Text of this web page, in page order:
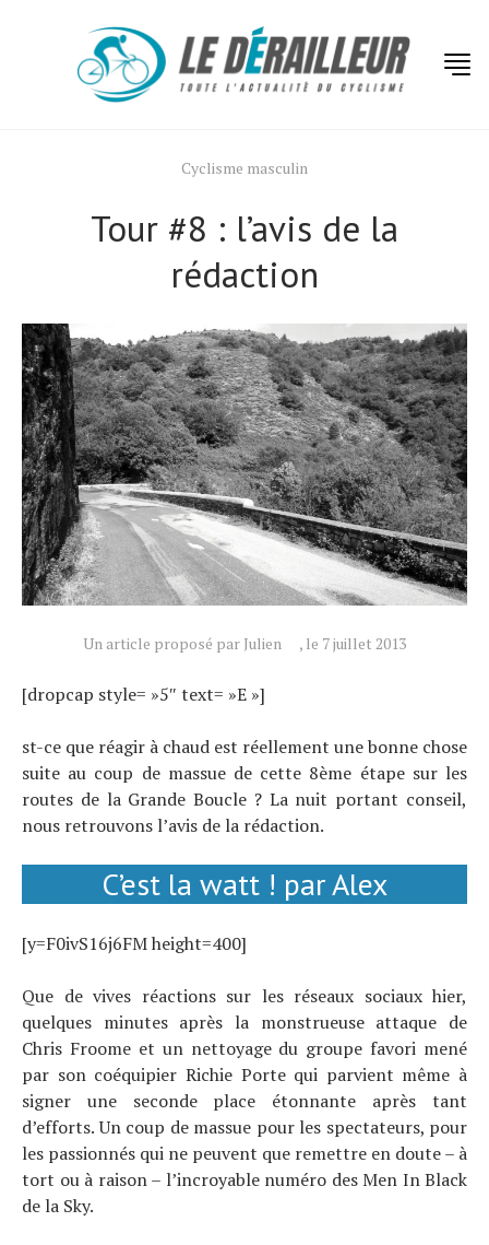
Cyclisme masculin
Tour #8 : l’avis de la
rédaction
Un article proposé par Julien , le 7 juillet 2013
[dropcap style= »5″ text= »E »]
st-ce que réagir à chaud est réellement une bonne chose
suite au coup de massue de cette 8ème étape sur les
routes de la Grande Boucle ? La nuit portant conseil,
nous retrouvons l’avis de la rédaction.
C’est la watt ! par Alex
[y=F0ivS16j6FM height=400]
Que de vives réactions sur les réseaux sociaux hier,
quelques minutes après la monstrueuse attaque de
Chris Froome et un nettoyage du groupe favori mené
par son coéquipier Richie Porte qui parvient même à
signer une seconde place étonnante après tant
d’efforts. Un coup de massue pour les spectateurs, pour
les passionnés qui ne peuvent que remettre en doute – à
tort ou à raison – l’incroyable numéro des Men In Black
de la Sky.
Actualités
Technologies
Tests de produits
Conseils
Tendances
Tous nos articles